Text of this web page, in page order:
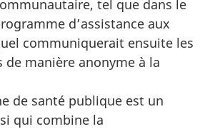
tel que dans le
d’assistance aux
communiquerait ensuite les
manière anonyme à la
de santé publique est un
qui combine la